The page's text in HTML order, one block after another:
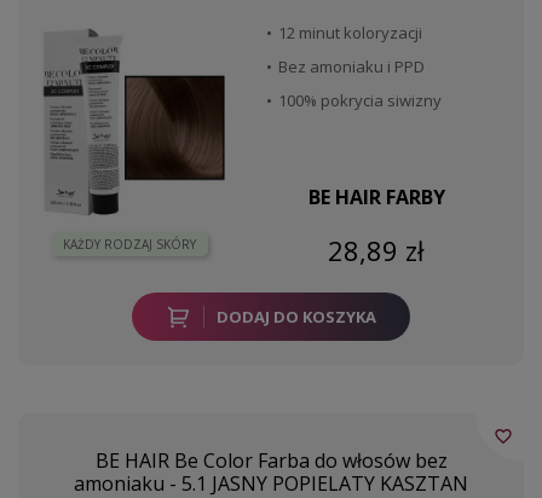
KAŻDY RODZAJ SKÓRY
12 minut koloryzacji
Bez amoniaku i PPD
100% pokrycia siwizny
BE HAIR FARBY
28,89 zł
DODAJ DO KOSZYKA
BE HAIR Be Color Farba do włosów bez
amoniaku - 5.1 JASNY POPIELATY KASZTAN
favorite_border